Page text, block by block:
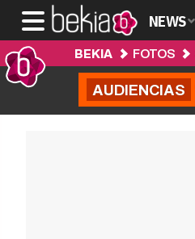
NEWS
BEKIA FOTOS
AUDIENCIAS